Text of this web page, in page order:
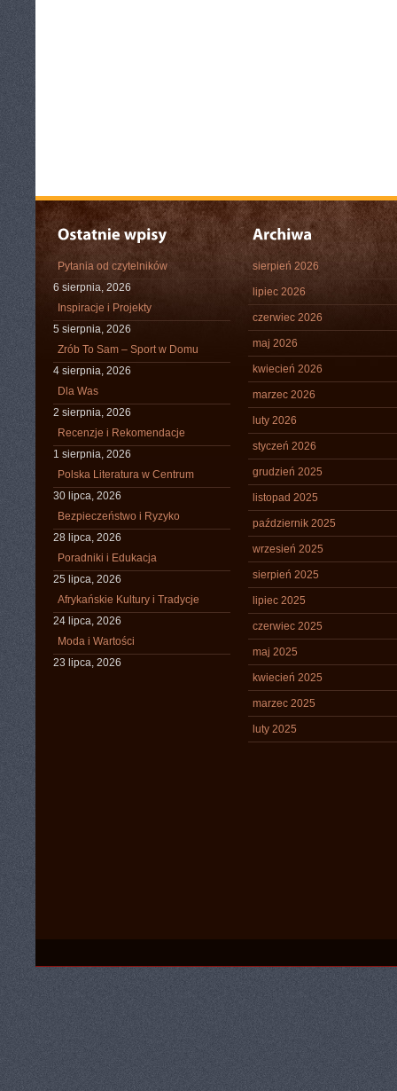
Pytania od czytelników
6 sierpnia, 2026
Inspiracje i Projekty
5 sierpnia, 2026
Zrób To Sam – Sport w Domu
4 sierpnia, 2026
Dla Was
2 sierpnia, 2026
Recenzje i Rekomendacje
1 sierpnia, 2026
Polska Literatura w Centrum
30 lipca, 2026
Bezpieczeństwo i Ryzyko
28 lipca, 2026
Poradniki i Edukacja
25 lipca, 2026
Afrykańskie Kultury i Tradycje
24 lipca, 2026
Moda i Wartości
23 lipca, 2026
sierpień 2026
lipiec 2026
czerwiec 2026
maj 2026
kwiecień 2026
marzec 2026
luty 2026
styczeń 2026
grudzień 2025
listopad 2025
październik 2025
wrzesień 2025
sierpień 2025
lipiec 2025
czerwiec 2025
maj 2025
kwiecień 2025
marzec 2025
luty 2025